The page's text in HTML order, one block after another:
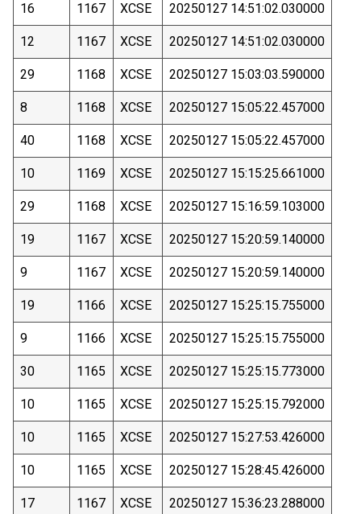
16 1167 XCSE 20250127 14:51:02.030000
12 1167 XCSE 20250127 14:51:02.030000
29 1168 XCSE 20250127 15:03:03.590000
8 1168 XCSE 20250127 15:05:22.457000
40 1168 XCSE 20250127 15:05:22.457000
10 1169 XCSE 20250127 15:15:25.661000
29 1168 XCSE 20250127 15:16:59.103000
19 1167 XCSE 20250127 15:20:59.140000
9 1167 XCSE 20250127 15:20:59.140000
19 1166 XCSE 20250127 15:25:15.755000
9 1166 XCSE 20250127 15:25:15.755000
30 1165 XCSE 20250127 15:25:15.773000
10 1165 XCSE 20250127 15:25:15.792000
10 1165 XCSE 20250127 15:27:53.426000
10 1165 XCSE 20250127 15:28:45.426000
17 1167 XCSE 20250127 15:36:23.288000